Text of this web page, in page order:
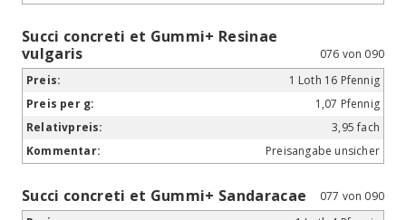
Succi concreti et Gummi+ Resinae
vulgaris
076 von 090
1 Loth 16 Pfennig
1,07 Pfennig
3,95 fach
Preisangabe unsicher
Succi concreti et Gummi+ Sandaracae
077 von 090